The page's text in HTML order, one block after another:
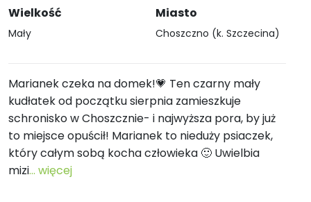
Wielkość
Mały
Miasto
Choszczno (k. Szczecina)
Marianek czeka na domek!💗 Ten czarny mały
kudłatek od początku sierpnia zamieszkuje
schronisko w Choszcznie- i najwyższa pora, by już
to miejsce opuścił! Marianek to nieduży psiaczek,
który całym sobą kocha człowieka 🙂 Uwielbia
mizi... więcej